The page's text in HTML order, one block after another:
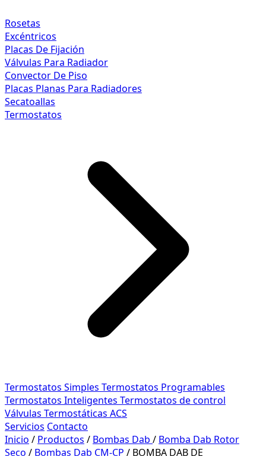
Rosetas
Excéntricos
Placas De Fijación
Válvulas Para Radiador
Convector De Piso
Placas Planas Para Radiadores
Secatoallas
Termostatos
Termostatos Simples Termostatos Programables
Termostatos Inteligentes Termostatos de control
Válvulas Termostáticas ACS
Servicios Contacto
Inicio / Productos / Bombas Dab / Bomba Dab Rotor
Seco / Bombas Dab CM-CP / BOMBA DAB DE